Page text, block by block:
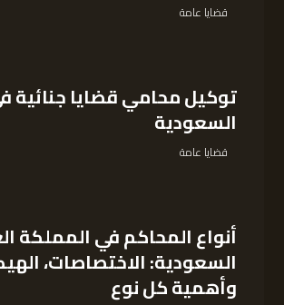
قضايا عامة
توكيل محامي قضايا جنائية
السعودية
قضايا عامة
أنواع المحاكم في المملكة
السعودية: الاختصاصات،
وأهمية كل نوع